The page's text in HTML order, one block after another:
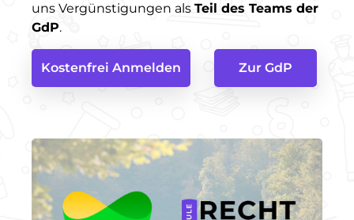
uns Vergünstigungen als Teil des Teams der
GdP.
Kostenfrei Anmelden Zur GdP